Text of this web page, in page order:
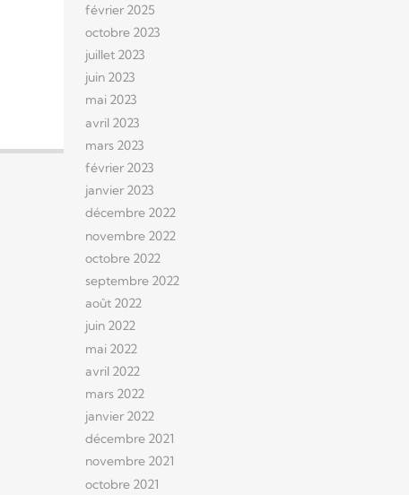
février 2025
octobre 2023
juillet 2023
juin 2023
mai 2023
avril 2023
mars 2023
février 2023
janvier 2023
décembre 2022
novembre 2022
octobre 2022
septembre 2022
août 2022
juin 2022
mai 2022
avril 2022
mars 2022
janvier 2022
décembre 2021
novembre 2021
octobre 2021